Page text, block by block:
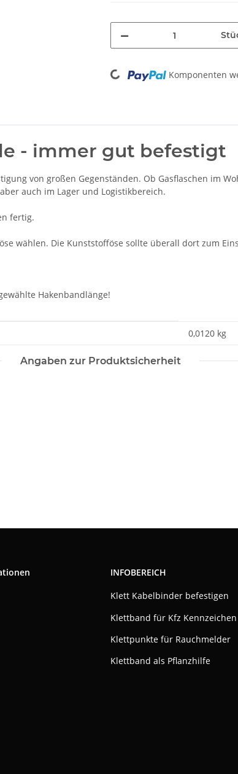
Loading... Komponenten
- immer gut befestigt
von großen Gegenständen. Ob Gasflaschen im
auch im Lager und Logistikbereich.
fertig.
wählen. Die Kunststofföse sollte überall dort zum
Hakenbandlänge!
0,0120 kg
Angaben zur Produktsicherheit
INFOBEREICH
Klett Kabelbinder befestigen
Klettband für Kfz Kennzeichen
Klettpunkte für Rauchmelder
Klettband als Pflanzhilfe